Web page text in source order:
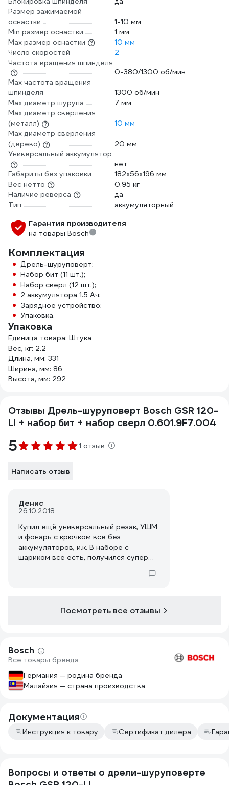
Размер зажимаемой
оснастки
1-10 мм
Min размер оснастки
1 мм
Мах размер оснастки
10 мм
Число скоростей
2
Частота вращения шпинделя
0-380/1300 об/мин
Max частота вращения
шпинделя
1300 об/мин
Max диаметр шурупа
7 мм
Max диаметр сверления
(металл)
10 мм
Мах диаметр сверления
(дерево)
20 мм
Универсальный аккумулятор
нет
Габариты без упаковки
182х56х196 мм
Вес нетто
0.95 кг
Наличие реверса
да
Тип
аккумуляторный
Гарантия производителя
на товары Bosch
Комплектация
Дрель-шуруповерт;
Набор бит (11 шт.);
Набор сверл (12 шт.);
2 аккумулятора 1.5 Ач;
Зарядное устройство;
Упаковка.
Упаковка
Единица товара: Штука
Вес, кг: 2.2
Длина, мм: 331
Ширина, мм: 86
Высота, мм: 292
Отзывы Дрель-шуруповерт Bosch GSR 120-
LI + набор бит + набор сверл 0.601.9F7.004
5 1 отзыв
Написать отзыв
Денис
26.10.2018
Купил ещё универсальный резак, УШМ
и фонарь с крючком все без
аккумуляторов, и.к. В наборе с
шариком все есть, получился супер
вместе и легко транспортитьвать,
Посмотреть все отзывы
Bosch
Все товары бренда
Германия — родина бренда
Малайзия — страна производства
Документация
Инструкция к товару Сертификат дилера
Вопросы и ответы о дрели-шуруповерте